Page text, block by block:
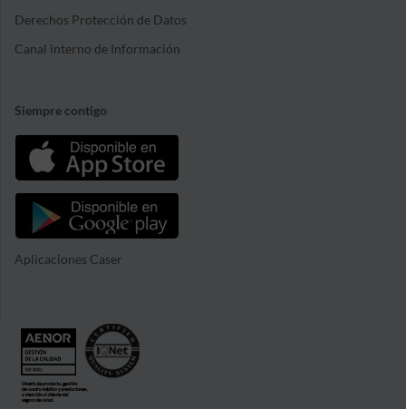
Derechos Protección de Datos
Canal interno de Información
Siempre contigo
Aplicaciones Caser